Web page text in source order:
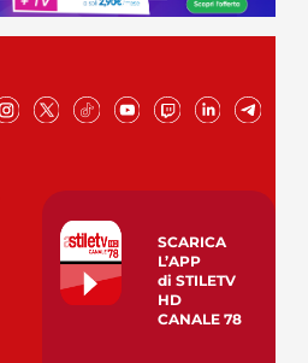
SCARICA
L’APP
di STILETV
HD
CANALE 78